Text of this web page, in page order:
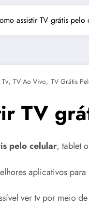
assistir TV grátis pelo
, TV Ao Vivo, TV Grátis
TV
pelo celular, tablet
aplicativos para
ver tv por meio